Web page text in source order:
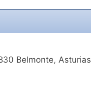
Belmonte, Asturias